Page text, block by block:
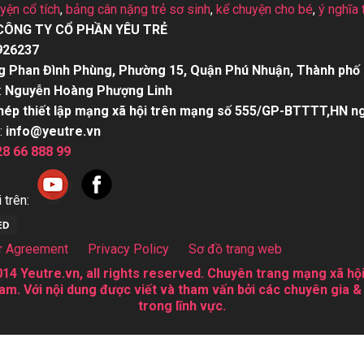
cổ tích, bảng cân nặng trẻ sơ sinh, kể chuyện cho bé, ý nghĩa
TY CỔ PHẦN YÊU TRẺ
Phan Đình Phùng, Phường 15, Quận Phú Nhuận, Thành phố
Nguyễn Hoàng Phượng Linh
thiết lập mạng xã hội trên mạng số 555/GP-BTTTT,HN
info@yeutre.vn
66 888 99
trên:
Agreement Privacy Policy
Sơ đồ trang web
Yeutre.vn, all rights reserved. Chuyên trang mạng xã
Với nội dung được viết và tham vấn bởi các chuyên gia
trong lĩnh vực.